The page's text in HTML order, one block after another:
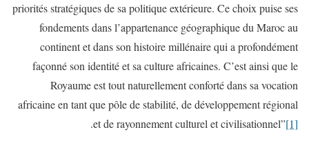
priorités stratégiques de sa politique extérieure. Ce choix puise ses
fondements dans l’appartenance géographique du Maroc au
continent et dans son histoire millénaire qui a profondément
façonné son identité et sa culture africaines. C’est ainsi que le
Royaume est tout naturellement conforté dans sa vocation
africaine en tant que pôle de stabilité, de développement régional
et de rayonnement culturel et civilisationnel”[1]
.